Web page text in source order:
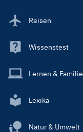
Reisen
Wissenstest
Lernen & Familie
Lexika
Natur & Umwelt